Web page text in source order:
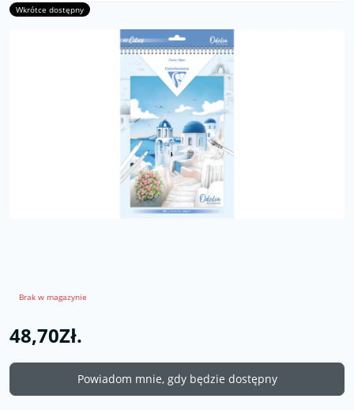
Wkrótce dostępny
Brak w magazynie
48,70Zł.
Powiadom mnie, gdy będzie dostępny